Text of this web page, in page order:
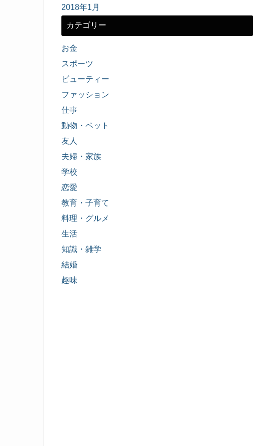
2018年1月
カテゴリー
お金
スポーツ
ビューティー
ファッション
仕事
動物・ペット
友人
夫婦・家族
学校
恋愛
教育・子育て
料理・グルメ
生活
知識・雑学
結婚
趣味